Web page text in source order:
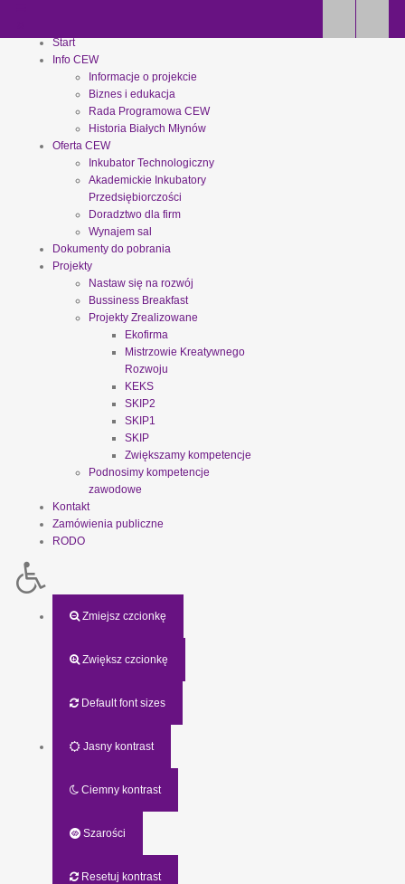
Start
Info CEW
Informacje o projekcie
Biznes i edukacja
Rada Programowa CEW
Historia Białych Młynów
Oferta CEW
Inkubator Technologiczny
Akademickie Inkubatory
Przedsiębiorczości
Doradztwo dla firm
Wynajem sal
Dokumenty do pobrania
Projekty
Nastaw się na rozwój
Bussiness Breakfast
Projekty Zrealizowane
Ekofirma
Mistrzowie Kreatywnego
Rozwoju
KEKS
SKIP2
SKIP1
SKIP
Zwiększamy kompetencje
Podnosimy kompetencje
zawodowe
Kontakt
Zamówienia publiczne
RODO
Zmiejsz czcionkę
Zwiększ czcionkę
Default font sizes
Jasny kontrast
Ciemny kontrast
Szarości
Resetuj kontrast